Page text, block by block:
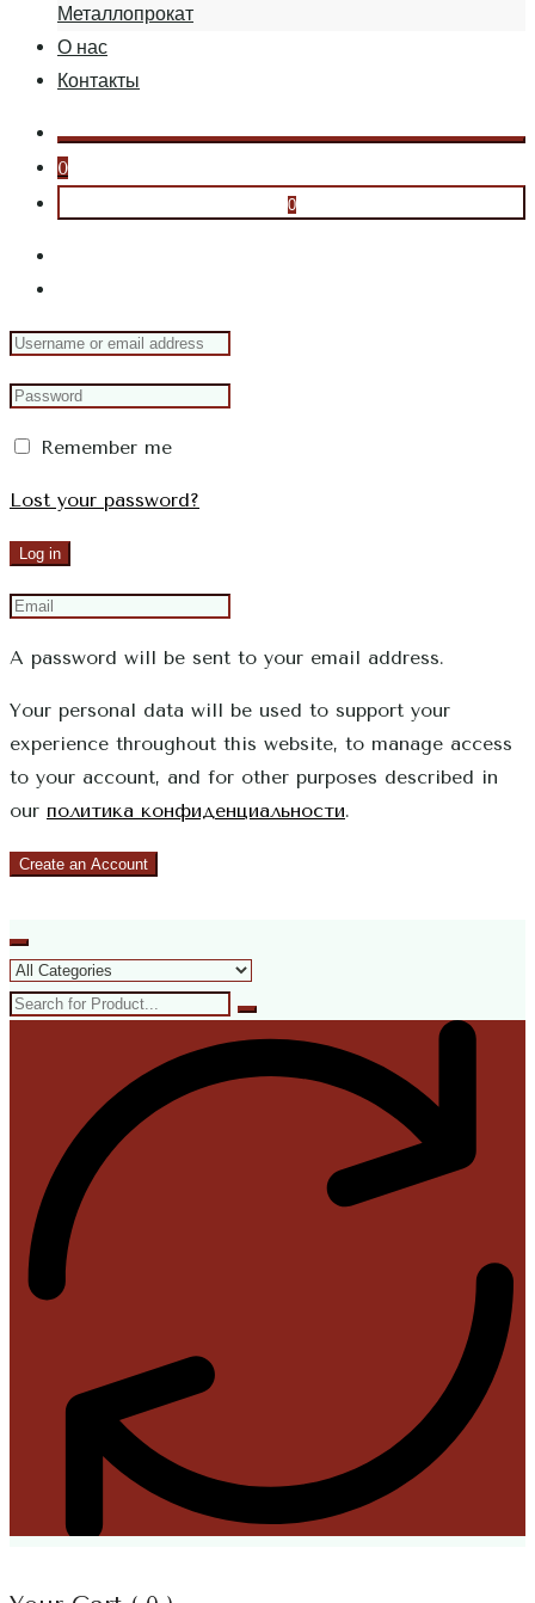
Металлопрокат
О нас
Контакты
0
0
Remember me
Lost your password?
Log in
A password will be sent to your email address.
Your personal data will be used to support your
experience throughout this website, to manage access
to your account, and for other purposes described in
our политика конфиденциальности.
Create an Account